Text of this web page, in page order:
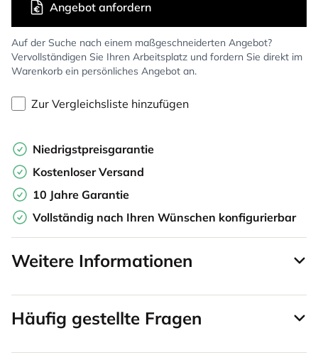
Auf der Suche nach einem maßgeschneiderten Angebot?
Vervollständigen Sie Ihren Arbeitsplatz und fordern Sie direkt im
Warenkorb ein persönliches Angebot an.
Angebot anfordern
Zur Vergleichsliste hinzufügen
Niedrigstpreisgarantie
Kostenloser Versand
10 Jahre Garantie
Vollständig nach Ihren Wünschen konfigurierbar
Weitere Informationen
Häufig gestellte Fragen